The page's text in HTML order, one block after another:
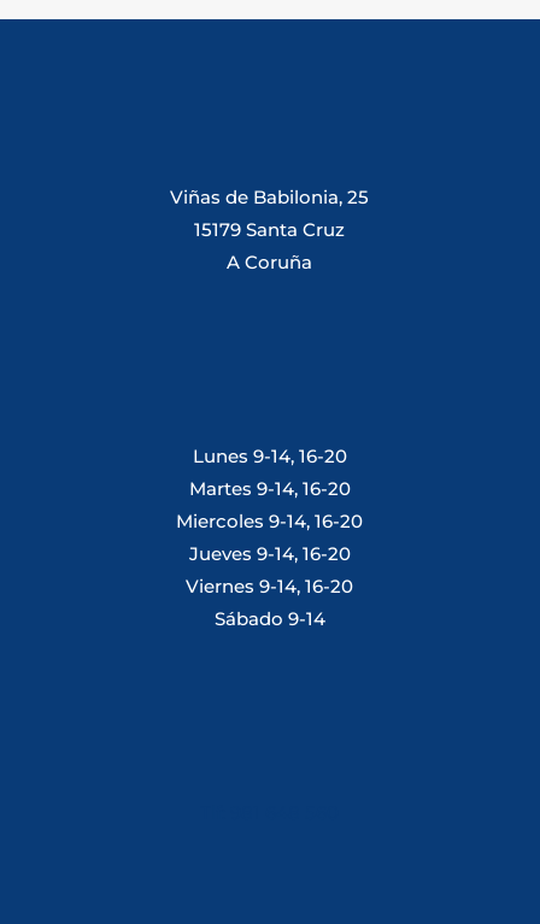
Viñas de Babilonia, 25
15179 Santa Cruz
A Coruña
Lunes 9-14, 16-20
Martes 9-14, 16-20
Miercoles 9-14, 16-20
Jueves 9-14, 16-20
Viernes 9-14, 16-20
Sábado 9-14